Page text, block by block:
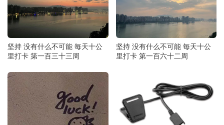
坚持 没有什么不可能 毎天十公
里打卡 第一百三十三周
坚持 没有什么不可能 毎天十公
里打卡 第一百六十二周